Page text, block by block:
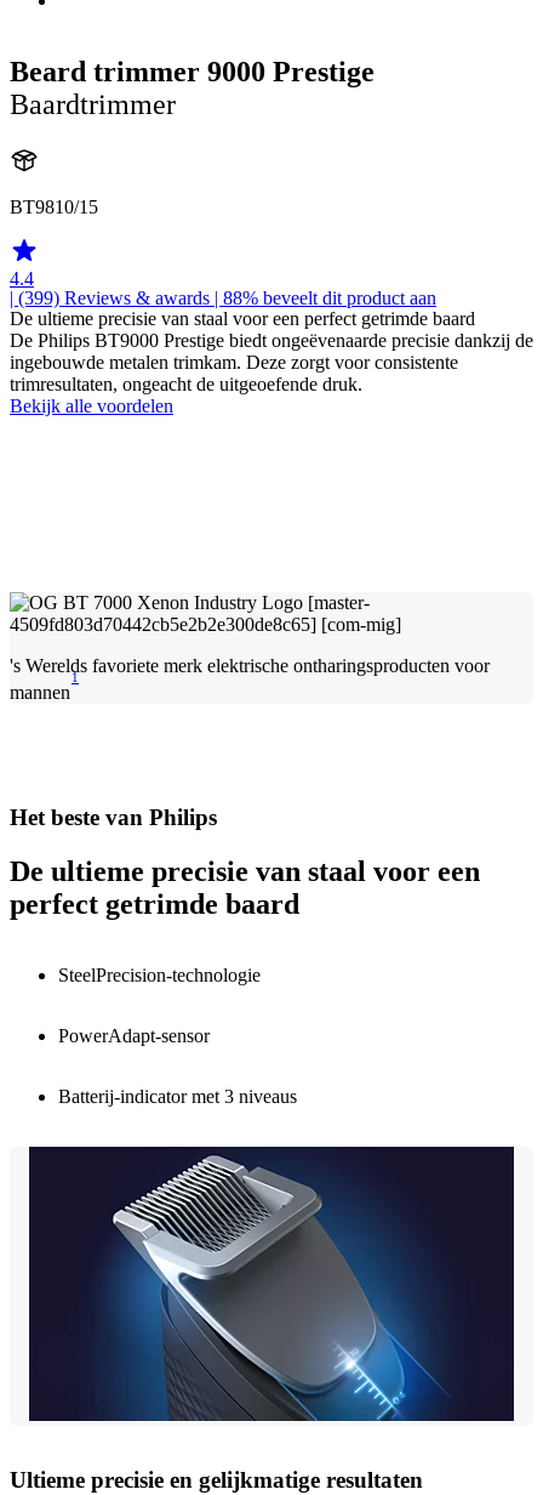
Beard trimmer 9000 Prestige
Baardtrimmer
BT9810/15
4.4
| (399) Reviews & awards | 88% beveelt dit product aan
De ultieme precisie van staal voor een perfect getrimde baard
De Philips BT9000 Prestige biedt ongeëvenaarde precisie dankzij de
ingebouwde metalen trimkam. Deze zorgt voor consistente
trimresultaten, ongeacht de uitgeoefende druk.
Bekijk alle voordelen
's Werelds favoriete merk elektrische ontharingsproducten voor
mannen
1
Het beste van Philips
De ultieme precisie van staal voor een
perfect getrimde baard
SteelPrecision-technologie
PowerAdapt-sensor
Batterij-indicator met 3 niveaus
Ultieme precisie en gelijkmatige resultaten